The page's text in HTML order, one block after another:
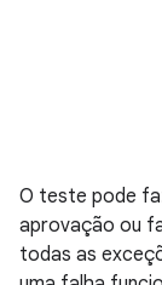
O teste pode
aprovação ou
todas as